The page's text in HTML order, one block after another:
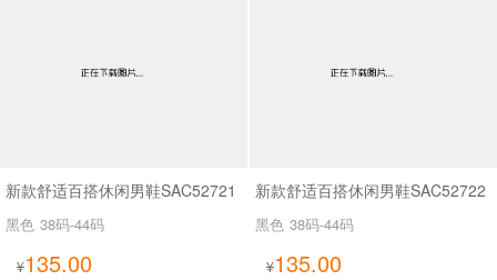
新款舒适百搭休闲男鞋SAC52721
黑色 38码-44码
¥135.00
新款舒适百搭休闲男鞋SAC52722
黑色 38码-44码
¥135.00